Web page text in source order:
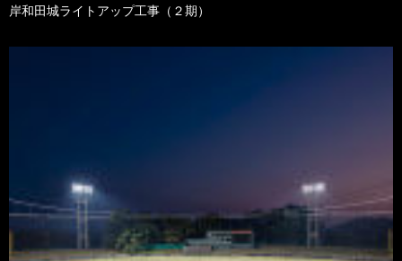
岸和田城ライトアップ工事（２期）